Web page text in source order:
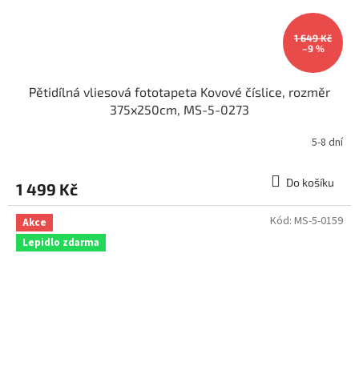
1 649 Kč
–9 %
Pětidílná vliesová fototapeta Kovové číslice, rozměr
375x250cm, MS-5-0273
5-8 dní
1 499 Kč Do košíku
Akce
Lepidlo zdarma
Kód: MS-5-0159